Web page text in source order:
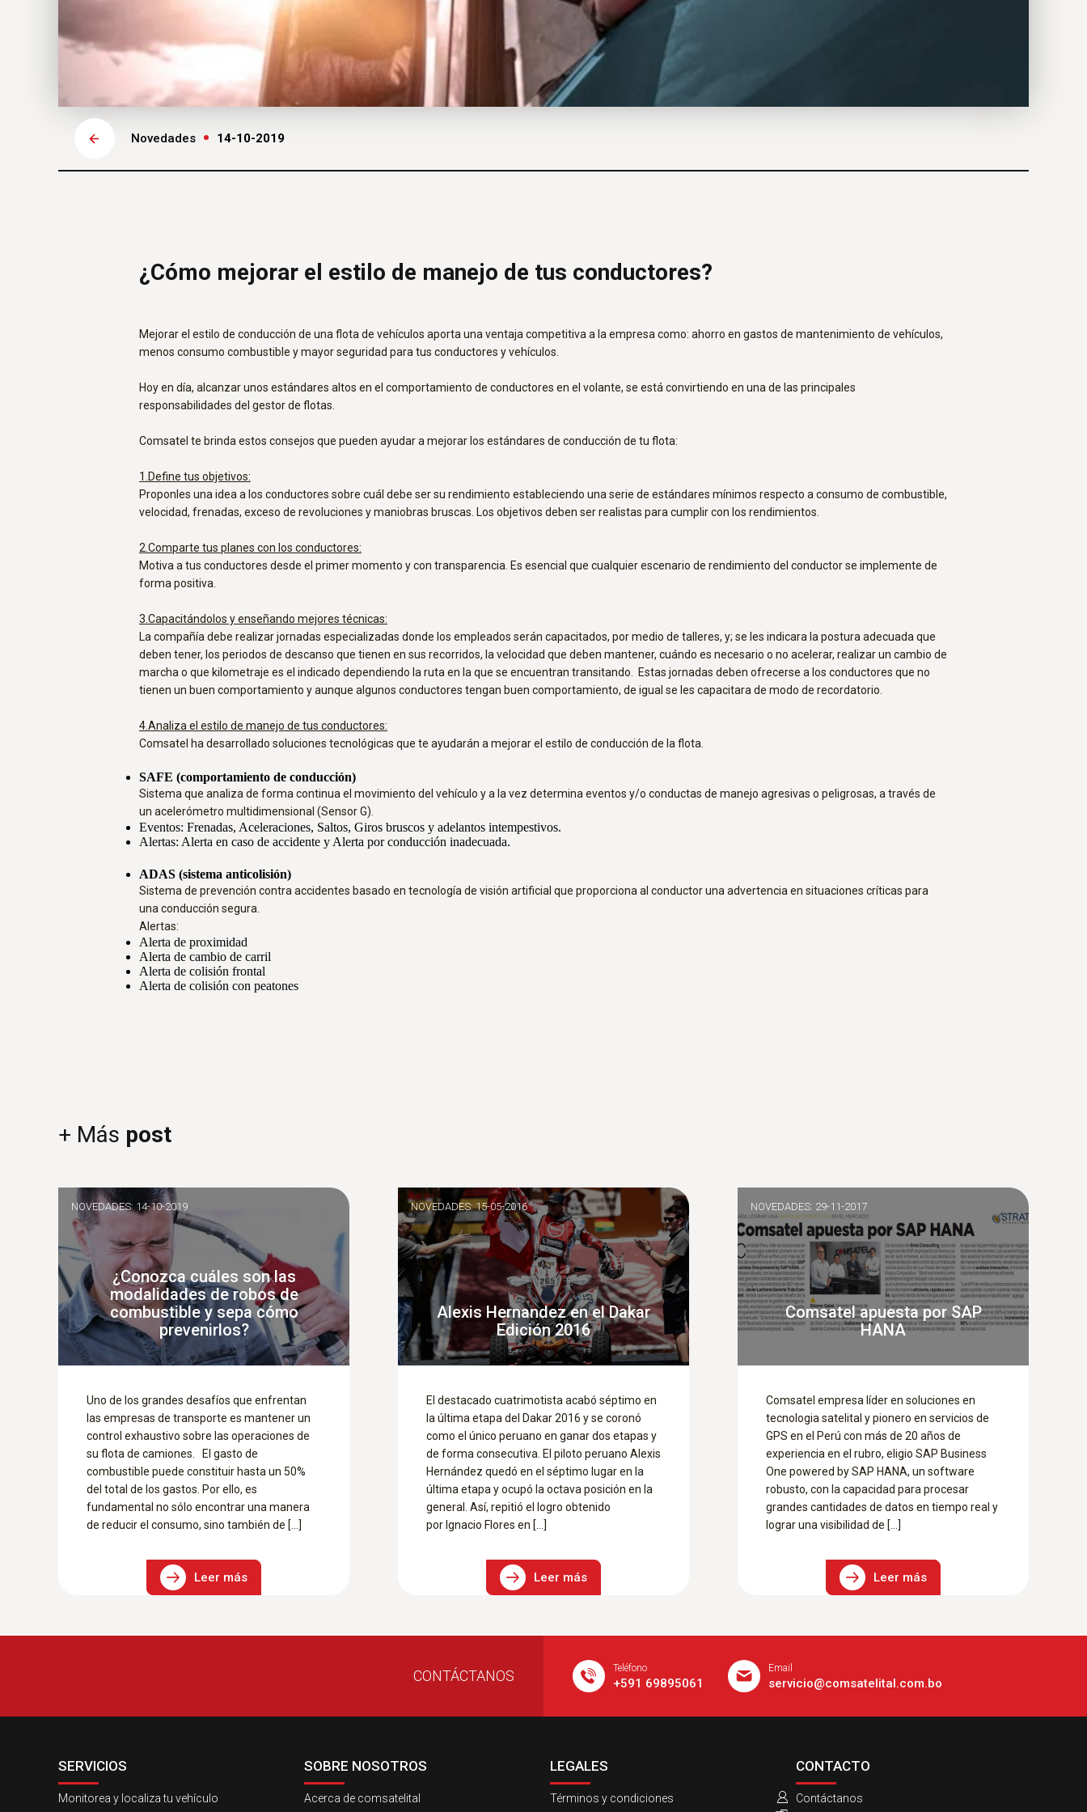
Novedades 14-10-2019
¿Cómo mejorar el estilo de manejo de tus conductores?
Mejorar el estilo de conducción de una flota de vehículos aporta una ventaja competitiva a la empresa como: ahorro en gastos de mantenimiento de vehículos,
menos consumo combustible y mayor seguridad para tus conductores y vehículos.
Hoy en día, alcanzar unos estándares altos en el comportamiento de conductores en el volante, se está convirtiendo en una de las principales
responsabilidades del gestor de flotas.
Comsatel te brinda estos consejos que pueden ayudar a mejorar los estándares de conducción de tu flota:
1.Define tus objetivos:
Proponles una idea a los conductores sobre cuál debe ser su rendimiento estableciendo una serie de estándares mínimos respecto a consumo de combustible,
velocidad, frenadas, exceso de revoluciones y maniobras bruscas. Los objetivos deben ser realistas para cumplir con los rendimientos.
2.Comparte tus planes con los conductores:
Motiva a tus conductores desde el primer momento y con transparencia. Es esencial que cualquier escenario de rendimiento del conductor se implemente de
forma positiva.
3.Capacitándolos y enseñando mejores técnicas:
La compañía debe realizar jornadas especializadas donde los empleados serán capacitados, por medio de talleres, y; se les indicara la postura adecuada que
deben tener, los periodos de descanso que tienen en sus recorridos, la velocidad que deben mantener, cuándo es necesario o no acelerar, realizar un cambio de
marcha o que kilometraje es el indicado dependiendo la ruta en la que se encuentran transitando. Estas jornadas deben ofrecerse a los conductores que no
tienen un buen comportamiento y aunque algunos conductores tengan buen comportamiento, de igual se les capacitara de modo de recordatorio.
4.Analiza el estilo de manejo de tus conductores:
Comsatel ha desarrollado soluciones tecnológicas que te ayudarán a mejorar el estilo de conducción de la flota.
SAFE (comportamiento de conducción)
Sistema que analiza de forma continua el movimiento del vehículo y a la vez determina eventos y/o conductas de manejo agresivas o peligrosas, a través de
un acelerómetro multidimensional (Sensor G).
Eventos: Frenadas, Aceleraciones, Saltos, Giros bruscos y adelantos intempestivos.
Alertas: Alerta en caso de accidente y Alerta por conducción inadecuada.
ADAS (sistema anticolisión)
Sistema de prevención contra accidentes basado en tecnología de visión artificial que proporciona al conductor una advertencia en situaciones críticas para
una conducción segura.
Alertas:
Alerta de proximidad
Alerta de cambio de carril
Alerta de colisión frontal
Alerta de colisión con peatones
+ Más post
NOVEDADES: 14-10-2019
¿Conozca cuáles son las
modalidades de robos de
combustible y sepa cómo
prevenirlos?
Uno de los grandes desafíos que enfrentan
las empresas de transporte es mantener un
control exhaustivo sobre las operaciones de
su flota de camiones. El gasto de
combustible puede constituir hasta un 50%
del total de los gastos. Por ello, es
fundamental no sólo encontrar una manera
de reducir el consumo, sino también de […]
Leer más
NOVEDADES: 15-05-2016
Alexis Hernandez en el Dakar
Edición 2016
El destacado cuatrimotista acabó séptimo en
la última etapa del Dakar 2016 y se coronó
como el único peruano en ganar dos etapas y
de forma consecutiva. El piloto peruano Alexis
Hernández quedó en el séptimo lugar en la
última etapa y ocupó la octava posición en la
general. Así, repitió el logro obtenido
por Ignacio Flores en […]
Leer más
NOVEDADES: 29-11-2017
Comsatel apuesta por SAP
HANA
Comsatel empresa líder en soluciones en
tecnologia satelital y pionero en servicios de
GPS en el Perú con más de 20 años de
experiencia en el rubro, eligio SAP Business
One powered by SAP HANA, un software
robusto, con la capacidad para procesar
grandes cantidades de datos en tiempo real y
lograr una visibilidad de […]
Leer más
CONTÁCTANOS Teléfono
+591 69895061
Email
servicio@comsatelital.com.bo
SERVICIOS
Monitorea y localiza tu vehículo
SOBRE NOSOTROS
Acerca de comsatelital
LEGALES
Términos y condiciones
CONTACTO
Contáctanos